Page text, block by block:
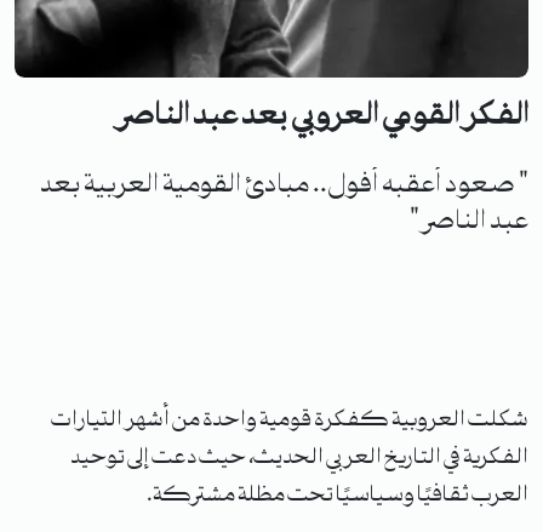
الفكر القومي العروبي بعد عبد الناصر
" صعود أعقبه أفول.. مبادئ القومية العربية بعد
عبد الناصر"
شكلت العروبية كفكرة قومية واحدة من أشهر التيارات
الفكرية في التاريخ العربي الحديث، حيث دعت إلى توحيد
العرب ثقافيًا وسياسيًا تحت مظلة مشتركة.